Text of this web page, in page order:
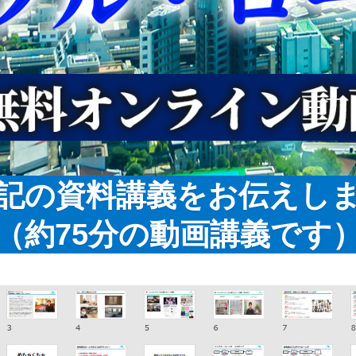
の資料講義をお伝えし
約75分の動画講義です